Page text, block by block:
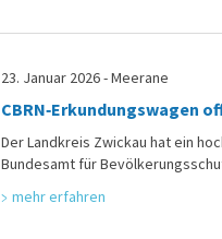
23. Januar 2026 - Meerane
CBRN‑Erkundungswagen
Der Landkreis Zwickau hat ein
Bundesamt für
mehr erfahren